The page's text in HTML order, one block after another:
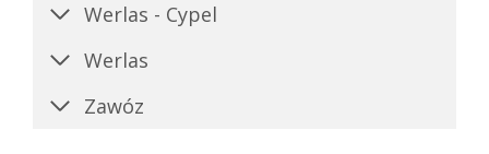
Werlas - Cypel
Werlas
Zawóz